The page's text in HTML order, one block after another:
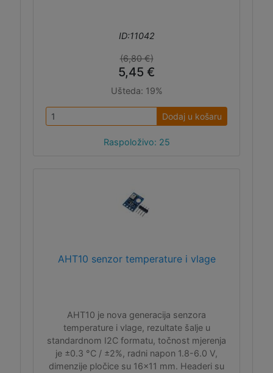
ID:11042
(6,80 €)
5,45 €
Ušteda: 19%
Dodaj u košaru
Raspoloživo: 25
AHT10 senzor temperature i vlage
AHT10 je nova generacija senzora
temperature i vlage, rezultate šalje u
standardnom I2C formatu, točnost mjerenja
je ±0.3 °C / ±2%, radni napon 1.8-6.0 V,
dimenzije pločice su 16x11 mm. Headeri su